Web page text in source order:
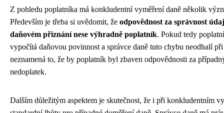
Z pohledu poplatníka má konkludentní vyměření daně několik
Především je třeba si uvědomit, že odpovědnost za správnost
daňovém přiznání nese výhradně poplatník. Pokud tedy
vypočítá daňovou povinnost a správce daně tuto chybu neodhalí
neznamená to, že by poplatník byl zbaven odpovědnosti za
nedoplatek.
Dalším důležitým aspektem je skutečnost, že i při konkludentním